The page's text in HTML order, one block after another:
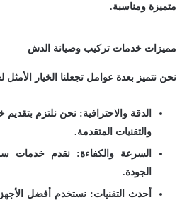
متميزة ومناسبة.
مميزات خدمات تركيب وصيانة الدش
نحن نتميز بعدة عوامل تجعلنا الخيار الأمثل
الدقة والاحترافية: نحن نلتزم بتقديم
والتقنيات المتقدمة.
السرعة والكفاءة: نقدم خدمات
الجودة.
أحدث التقنيات: نستخدم أفضل